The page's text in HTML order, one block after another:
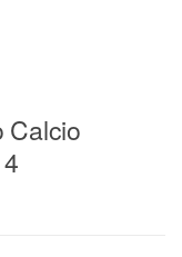
Calcio